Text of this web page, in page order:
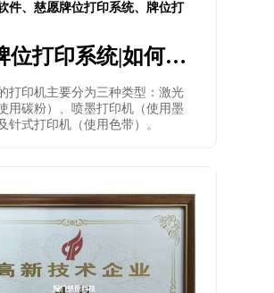
件、慈愿牌位打印系统、牌位打
位打印系统|如何选
合适的打印机？
打印机主要分为三种类型：激光
用碳粉）、喷墨打印机（使用墨
针式打印机（使用色带）。